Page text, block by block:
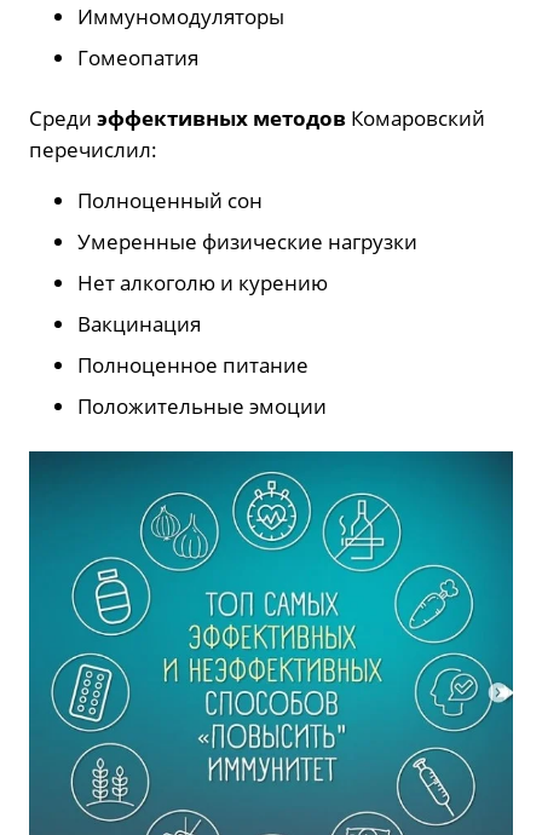
Иммуномодуляторы
Гомеопатия
Среди эффективных методов Комаровский
перечислил:
Полноценный сон
Умеренные физические нагрузки
Нет алкоголю и курению
Вакцинация
Полноценное питание
Положительные эмоции